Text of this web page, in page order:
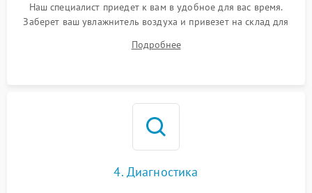
Наш специалист приедет к вам в удобное для вас время.
Заберет ваш увлажнитель воздуха и привезет на склад для
Подробнее
4. Диагностика